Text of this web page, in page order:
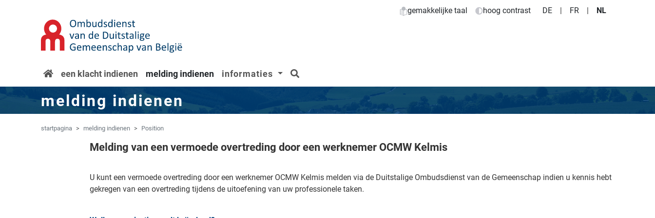
Spring naar navigatie
gemakkelijke taal hoog contrast DE | FR | NL
startpagina
een klacht indienen melding indienen informaties
melding indienen
startpagina melding indienen Position
Melding van een vermoede overtreding door een werknemer OCMW Kelmis
U kunt een vermoede overtreding door een werknemer OCMW Kelmis melden via de Duitstalige Ombudsdienst van de Gemeenschap indien u kennis hebt
gekregen van een overtreding tijdens de uitoefening van uw professionele taken.